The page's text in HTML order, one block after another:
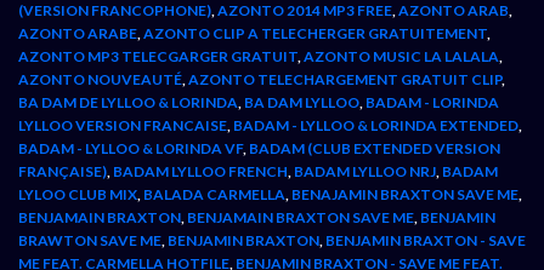
(VERSION FRANCOPHONE),AZONTO 2014 MP3 FREE,AZONTO ARAB,
AZONTO ARABE,AZONTO CLIP A TELECHERGER GRATUITEMENT,
AZONTO MP3 TELECGARGER GRATUIT,AZONTO MUSIC LA LALALA,
AZONTO NOUVEAUTÉ,AZONTO TELECHARGEMENT GRATUIT CLIP,
BA DAM DE LYLLOO & LORINDA, BA DAM LYLLOO, BADAM - LORINDA
LYLLOO VERSION FRANCAISE, BADAM - LYLLOO & LORINDA EXTENDED,
BADAM - LYLLOO & LORINDA VF, BADAM (CLUB EXTENDED VERSION
FRANÇAISE), BADAM LYLLOO FRENCH, BADAM LYLLOO NRJ, BADAM
LYLOO CLUB MIX, BALADA CARMELLA, BENAJAMIN BRAXTON SAVE ME,
BENJAMAIN BRAXTON, BENJAMAIN BRAXTON SAVE ME, BENJAMIN
BRAWTON SAVE ME, BENJAMIN BRAXTON, BENJAMIN BRAXTON - SAVE
ME FEAT. CARMELLA HOTFILE, BENJAMIN BRAXTON - SAVE ME FEAT.